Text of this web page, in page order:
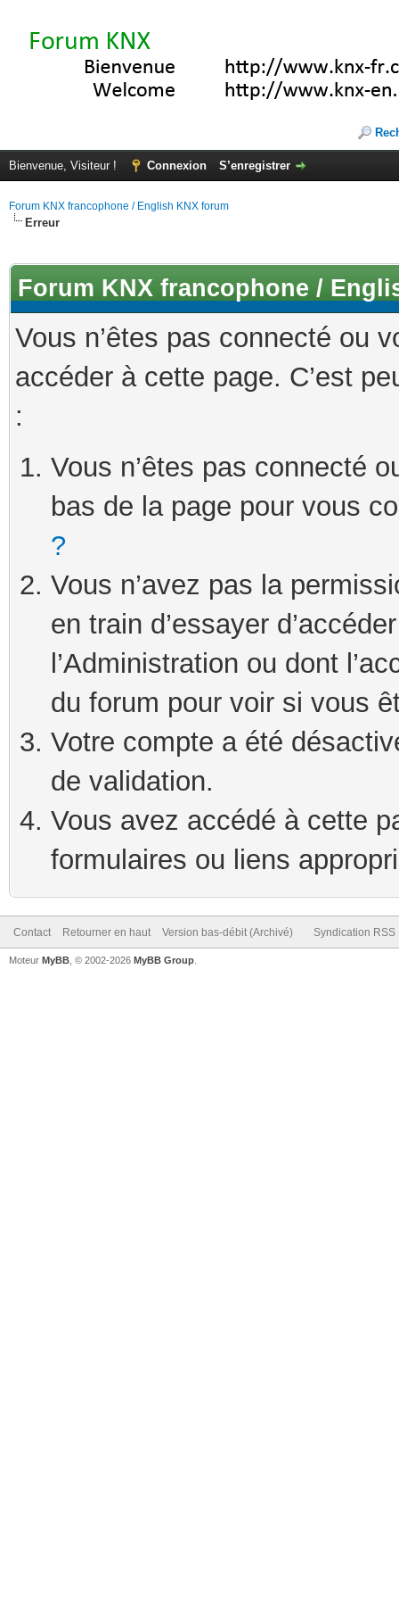
Bienvenue, Visiteur ! Connexion S’enregistrer
Forum KNX francophone / English KNX forum
Erreur
Forum KNX francophone /
Vous n’êtes pas connecté ou
accéder à cette page. C’est
:
Vous n’êtes pas connecté
bas de la page pour vous
?
Vous n’avez pas la
en train d’essayer
l’Administration ou dont
du forum pour voir si vous
Votre compte a été
de validation.
Vous avez accédé à cette
formulaires ou liens
Contact Retourner en haut Version bas-débit (Archivé) Syndication RSS
Moteur MyBB , © 2002-2026 MyBB Group